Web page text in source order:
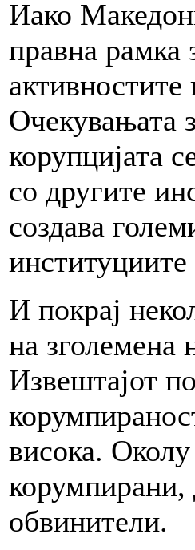
Иако
правна рамка
Очекувањата
корупцијата
со другите
создава
институциите
И покрај
на зголемена
Извештајот
висока. Околу
корумпирани,
обвинители.